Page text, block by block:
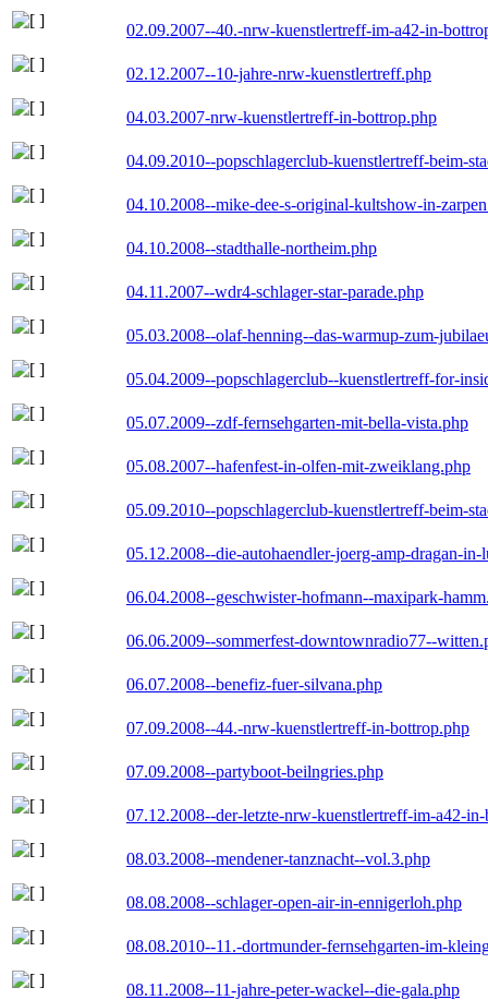
02.09.2007--40.-nrw-kuenstlertreff-im-a42-in-
02.12.2007--10-jahre-nrw-kuenstlertreff.php
04.03.2007-nrw-kuenstlertreff-in-bottrop.php
04.09.2010--popschlagerclub-kuenstlertreff-beim-
04.10.2008--mike-dee-s-original-kultshow-in-
04.10.2008--stadthalle-northeim.php
04.11.2007--wdr4-schlager-star-parade.php
05.03.2008--olaf-henning--das-warmup-zum-
05.04.2009--popschlagerclub--kuenstlertreff-for-
05.07.2009--zdf-fernsehgarten-mit-bella-vista.php
05.08.2007--hafenfest-in-olfen-mit-zweiklang.php
05.09.2010--popschlagerclub-kuenstlertreff-beim-
05.12.2008--die-autohaendler-joerg-amp-dragan-in-
06.04.2008--geschwister-hofmann--maxipark-
06.06.2009--sommerfest-downtownradio77--
06.07.2008--benefiz-fuer-silvana.php
07.09.2008--44.-nrw-kuenstlertreff-in-bottrop.php
07.09.2008--partyboot-beilngries.php
07.12.2008--der-letzte-nrw-kuenstlertreff-im-a42-
08.03.2008--mendener-tanznacht--vol.3.php
08.08.2008--schlager-open-air-in-ennigerloh.php
08.08.2010--11.-dortmunder-fernsehgarten-im-
08.11.2008--11-jahre-peter-wackel--die-gala.php